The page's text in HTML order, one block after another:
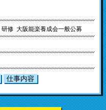
研修 大阪能楽養成会一般公募
仕事内容